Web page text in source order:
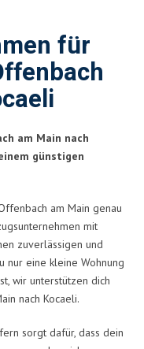
für
am Main nach
günstigen
am Main genau
mit
zuverlässigen und
nur eine kleine Wohnung
wir unterstützen dich
nach Kocaeli.
sorgt dafür, dass dein